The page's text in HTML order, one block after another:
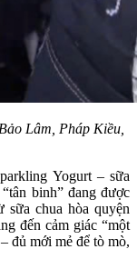
Lâm, Pháp Kiều,
Yogurt – sữa
binh” đang được
sữa chua hòa quyện
đến cảm giác “một
đủ mới mẻ để tò mò,